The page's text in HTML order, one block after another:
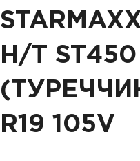
H/T ST450
R19 105V